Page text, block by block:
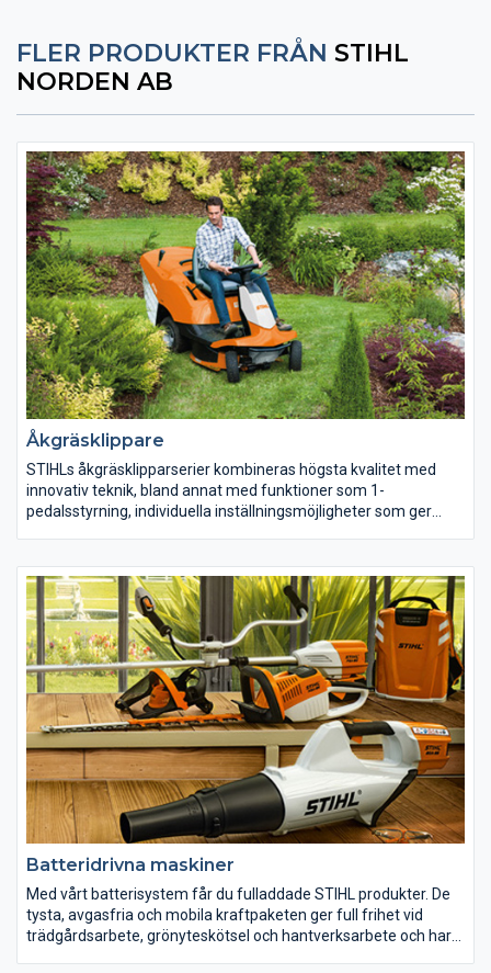
FLER PRODUKTER FRÅN STIHL
NORDEN AB
Åkgräsklippare
STIHLs åkgräsklipparserier kombineras högsta kvalitet med
innovativ teknik, bland annat med funktioner som 1-
pedalsstyrning, individuella inställningsmöjligheter som ger
gräsmattor skall klippas. STIHLs åkgräsklippare ger en suverän
hantering med fascinerande kör- och manövreringskomfort,
samtidigt som att leverera ett häpnadsväckande klippresultat.
Och utrustade med något av våra tillbehör blir de riktiga
multitalanger.
Batteridrivna maskiner
Med vårt batterisystem får du fulladdade STIHL produkter. De
tysta, avgasfria och mobila kraftpaketen ger full frihet vid
trädgårdsarbete, grönyteskötsel och hantverksarbete och har